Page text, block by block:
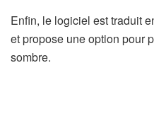
Enfin, le logiciel est traduit
et propose une option pour
sombre.